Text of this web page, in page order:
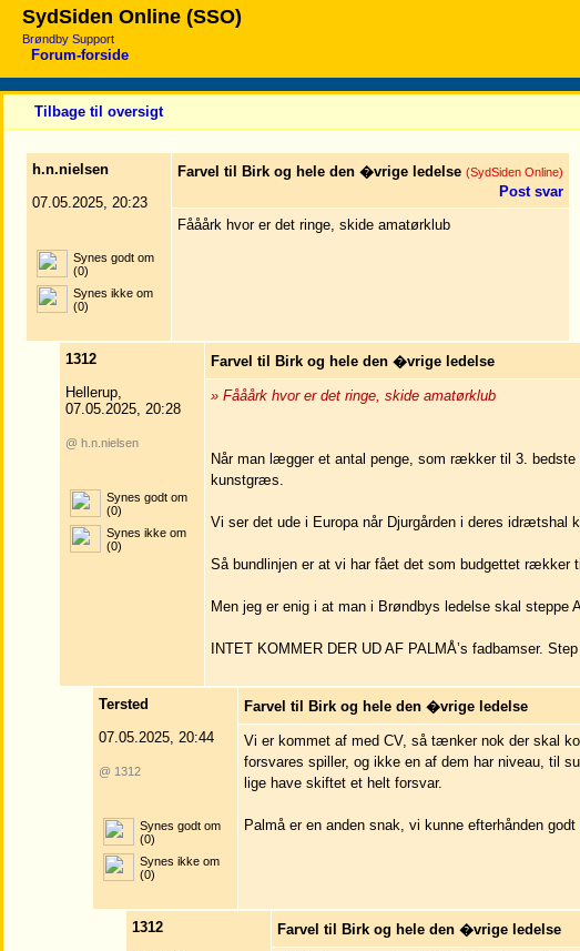
SydSiden Online (SSO)
Brøndby Support
Forum-forside
Tilbage til oversigt
h.n.nielsen
07.05.2025, 20:23
Synes godt om
(0)
Synes ikke om
(0)
Farvel til Birk og hele den �vrige ledelse (SydSiden Online)
Post svar
Fååårk hvor er det ringe, skide amatørklub
1312
Hellerup,
07.05.2025, 20:28
@ h.n.nielsen
Synes godt om
(0)
Synes ikke om
(0)
Farvel til Birk og hele den �vrige ledelse
» Fååårk hvor er det ringe, skide amatørklub
Når man lægger et antal penge, som rækker til 3.
kunstgræs.
Vi ser det ude i Europa når Djurgården i deres
Så bundlinjen er at vi har fået det som budgettet rækker
Men jeg er enig i at man i Brøndbys ledelse skal steppe
INTET KOMMER DER UD AF PALMÅ’s fadbamser.
Tersted
07.05.2025, 20:44
@ 1312
Synes godt om
(0)
Synes ikke om
(0)
Farvel til Birk og hele den �vrige ledelse
Vi er kommet af med CV, så tænker nok der skal
forsvares spiller, og ikke en af dem har niveau, til
lige have skiftet et helt forsvar.
Palmå er en anden snak, vi kunne efterhånden
1312
Farvel til Birk og hele den �vrige ledelse